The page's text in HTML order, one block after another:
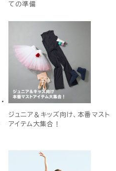
ての準備
ジュニア＆キッズ向け、本番マスト
アイテム大集合！